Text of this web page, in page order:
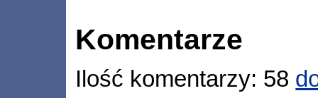
Komentarze
Ilość komentarzy: 58